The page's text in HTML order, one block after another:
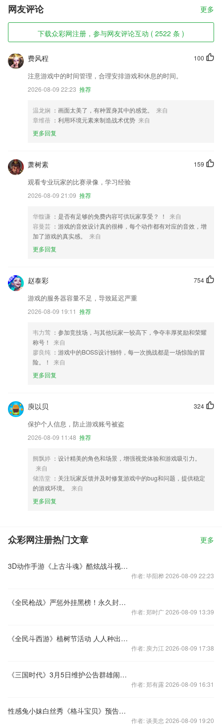
网友评论 更多
下载众彩网注册，参与网友评论互动 ( 2522 条 )
100
费风程
注意游戏中的时间管理，合理安排游戏和休息的时间。
2026-08-09 22:23 推荐
温龙娴 ：画面太美了，有种置身其中的感觉。
来自
章维蓓 ：利用环境元素来制造战术优势 来自
更多回复
159
萧树素
观看专业玩家的比赛录像，学习经验
2026-08-09 21:09 推荐
华馥谦 ：是否有足够的免费内容可供玩家享受？ ！
来自
容曼芸 ：游戏的音效设计真的很棒，每个动作都有对应的音效，增
加了游戏的真实感。
来自
更多回复
754
赵泰彩
游戏的服务器容量不足，导致延迟严重
2026-08-09 19:11 推荐
韦力莺 ：参加竞技场，与其他玩家一较高下，争夺丰厚奖励和荣耀
称号！
来自
廖良纯 ：游戏中的BOSS设计独特，每一次挑战都是一场惊险的冒
险。！
来自
更多回复
324
庾以贝
保护个人信息，防止游戏账号被盗
2026-08-09 11:48 推荐
阙飘婷 ：设计精美的角色和场景，增强视觉体验和游戏吸引力。
来自
储浩堂 ：关注玩家反馈并及时修复游戏中的bug和问题，提供稳定
的游戏环境。
来自
更多回复
众彩网注册热门文章 更多
3D动作手游《上古斗魂》酷炫战斗视频首曝
作者: 毕阳桦 2026-08-09 22:23
《全民枪战》严惩外挂黑榜！永久封禁！
作者: 郑时广 2026-08-09 13:39
《全民斗西游》植树节活动 人人种出雪莲花
作者: 庾力江 2026-08-09 17:38
《三国时代》3月5日维护公告群雄闹元宵
作者: 郑有露 2026-08-09 16:31
性感兔小妹白丝秀《格斗宝贝》预告视频MV发布
作者: 谈美忠 2026-08-09 19:20